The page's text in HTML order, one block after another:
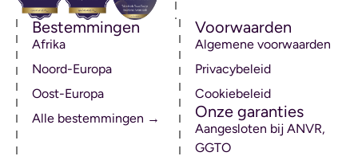
Bestemmingen
Afrika
Noord-Europa
Oost-Europa
Alle bestemmingen →
Voorwaarden
Algemene voorwaarden
Privacybeleid
Cookiebeleid
Onze garanties
Aangesloten bij ANVR,
GGTO